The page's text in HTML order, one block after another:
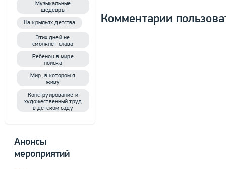
Музыкальные
шедевры
На крыльях детства
Этих дней не
смолкнет слава
Ребенок в мире
поиска
Мир, в котором я
живу
Конструирование и
художественный труд
в детском саду
Анонсы
мероприятий
Комментарии